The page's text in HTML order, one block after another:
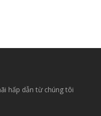
hấp dẫn từ chúng tôi